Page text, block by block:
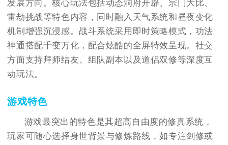
发展方向。核心玩法包括动态洞府开辟、宗门大比、
雷劫挑战等特色内容，同时融入天气系统和昼夜变化
机制增强沉浸感。战斗系统采用即时策略模式，功法
神通搭配千变万化，配合炫酷的全屏特效呈现。社交
方面支持拜师结友、组队副本以及道侣双修等深度互
动玩法。
游戏特色
游戏最突出的特色是其超高自由度的修真系统，
玩家可随心选择身世背景与修炼路线，如专注剑修或